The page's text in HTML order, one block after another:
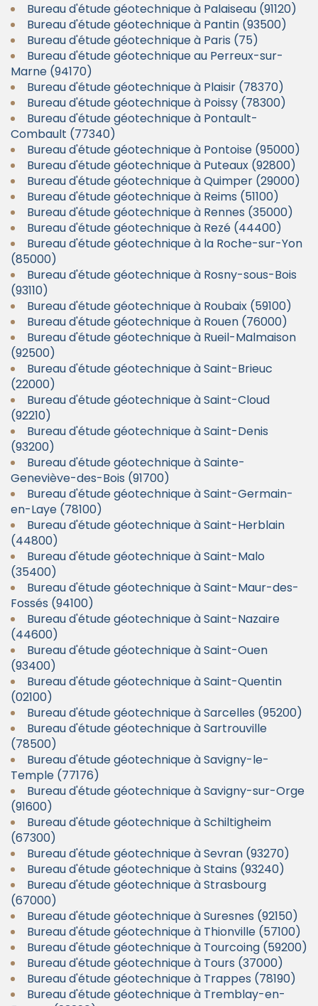
Bureau d'étude géotechnique à Palaiseau (91120)
Bureau d'étude géotechnique à Pantin (93500)
Bureau d'étude géotechnique à Paris (75)
Bureau d'étude géotechnique au Perreux-sur-
Marne (94170)
Bureau d'étude géotechnique à Plaisir (78370)
Bureau d'étude géotechnique à Poissy (78300)
Bureau d'étude géotechnique à Pontault-
Combault (77340)
Bureau d'étude géotechnique à Pontoise (95000)
Bureau d'étude géotechnique à Puteaux (92800)
Bureau d'étude géotechnique à Quimper (29000)
Bureau d'étude géotechnique à Reims (51100)
Bureau d'étude géotechnique à Rennes (35000)
Bureau d'étude géotechnique à Rezé (44400)
Bureau d'étude géotechnique à la Roche-sur-Yon
(85000)
Bureau d'étude géotechnique à Rosny-sous-Bois
(93110)
Bureau d'étude géotechnique à Roubaix (59100)
Bureau d'étude géotechnique à Rouen (76000)
Bureau d'étude géotechnique à Rueil-Malmaison
(92500)
Bureau d'étude géotechnique à Saint-Brieuc
(22000)
Bureau d'étude géotechnique à Saint-Cloud
(92210)
Bureau d'étude géotechnique à Saint-Denis
(93200)
Bureau d'étude géotechnique à Sainte-
Geneviève-des-Bois (91700)
Bureau d'étude géotechnique à Saint-Germain-
en-Laye (78100)
Bureau d'étude géotechnique à Saint-Herblain
(44800)
Bureau d'étude géotechnique à Saint-Malo
(35400)
Bureau d'étude géotechnique à Saint-Maur-des-
Fossés (94100)
Bureau d'étude géotechnique à Saint-Nazaire
(44600)
Bureau d'étude géotechnique à Saint-Ouen
(93400)
Bureau d'étude géotechnique à Saint-Quentin
(02100)
Bureau d'étude géotechnique à Sarcelles (95200)
Bureau d'étude géotechnique à Sartrouville
(78500)
Bureau d'étude géotechnique à Savigny-le-
Temple (77176)
Bureau d'étude géotechnique à Savigny-sur-Orge
(91600)
Bureau d'étude géotechnique à Schiltigheim
(67300)
Bureau d'étude géotechnique à Sevran (93270)
Bureau d'étude géotechnique à Stains (93240)
Bureau d'étude géotechnique à Strasbourg
(67000)
Bureau d'étude géotechnique à Suresnes (92150)
Bureau d'étude géotechnique à Thionville (57100)
Bureau d'étude géotechnique à Tourcoing (59200)
Bureau d'étude géotechnique à Tours (37000)
Bureau d'étude géotechnique à Trappes (78190)
Bureau d'étude géotechnique à Tremblay-en-